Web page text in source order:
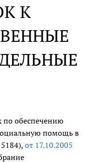
К
по обеспечению
помощь в
5184),от 17.10.2005